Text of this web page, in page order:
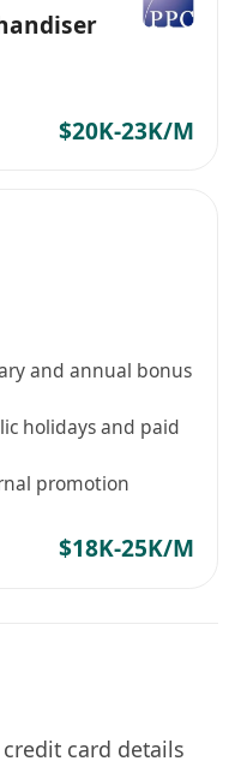
$20K-23K/M
and annual bonus
holidays and paid
promotion
$18K-25K/M
card details